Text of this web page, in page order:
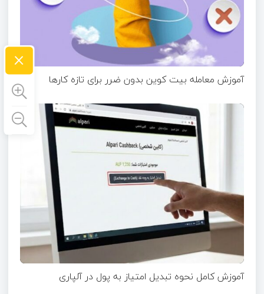
آموزش معامله بیت کوین بدون ضرر برای تازه ‌کارها
آموزش کامل نحوه تبدیل امتیاز به پول در آلپاری
×